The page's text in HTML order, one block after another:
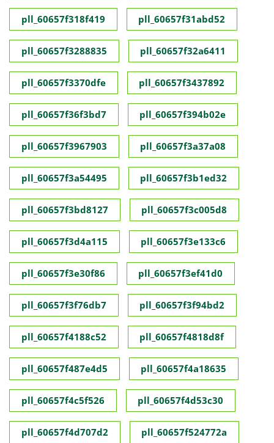
pll_60657f318f419 pll_60657f31abd52
pll_60657f3288835 pll_60657f32a6411
pll_60657f3370dfe pll_60657f3437892
pll_60657f36f3bd7 pll_60657f394b02e
pll_60657f3967903 pll_60657f3a37a08
pll_60657f3a54495 pll_60657f3b1ed32
pll_60657f3bd8127 pll_60657f3c005d8
pll_60657f3d4a115 pll_60657f3e133c6
pll_60657f3e30f86 pll_60657f3ef41d0
pll_60657f3f76db7 pll_60657f3f94bd2
pll_60657f4188c52 pll_60657f4818d8f
pll_60657f487e4d5 pll_60657f4a18635
pll_60657f4c5f526 pll_60657f4d53c30
pll_60657f4d707d2 pll_60657f524772a